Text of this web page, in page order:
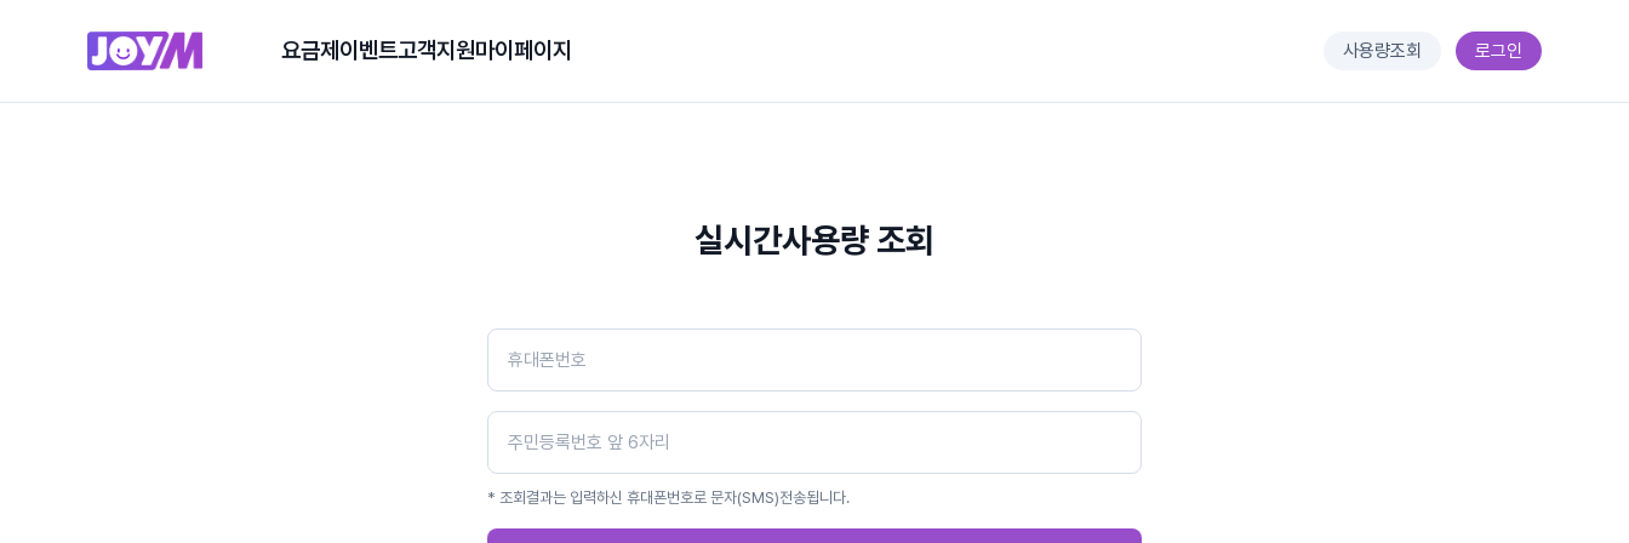
요금제 이벤트고객지원마이페이지 사용량조회 로그인
실시간사용량 조회
* 조회결과는 입력하신 휴대폰번호로 문자(SMS)전송됩니다.